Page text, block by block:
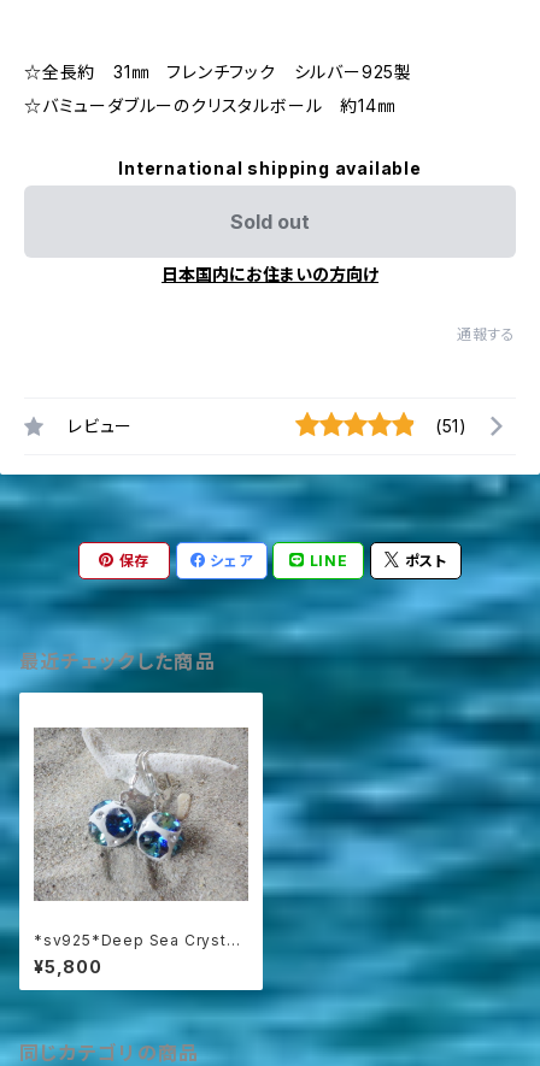
☆全長約 31㎜ フレンチフック シルバー925製
☆バミューダブルーのクリスタルボール 約14㎜
International shipping available
Sold out
日本国内にお住まいの方向け
通報する
レビュー (51)
保存 シェア LINE ポスト
最近チェックした商品
*sv925*Deep Sea Crystal
ball 深海のバミューダブルー
☆クレイボールの耳飾り
¥5,800
同じカテゴリの商品